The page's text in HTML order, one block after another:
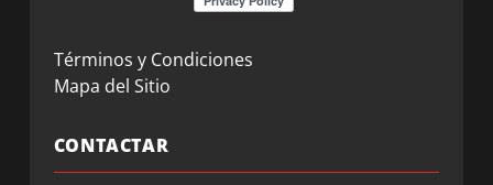
Términos y Condiciones
Mapa del Sitio
CONTACTAR